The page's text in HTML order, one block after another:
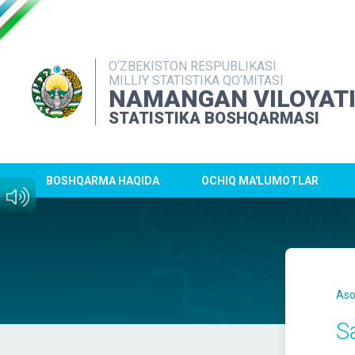
O‘ZBEKISTON RESPUBLIKASI
MILLIY STATISTIKA QO‘MITASI
NAMANGAN VILOYATI
STATISTIKA BOSHQARMASI
BOSHQARMA HAQIDA OCHIQ MA'LUMOTLAR